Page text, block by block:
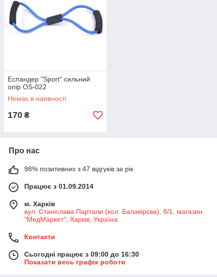
Еспандер "Sport" сильний
опір OS-022
Немає в наявності
170 ₴
Про нас
98% позитивних з 47 відгуків за рік
Працює з 01.09.2014
м. Харків
вул. Станіслава Партали (кол. Балакірєва), 8/1, магазин
"МедМаркет", Харків, Україна
Контакти
Сьогодні працює з 09:00 до 16:30
Показати весь графік роботи